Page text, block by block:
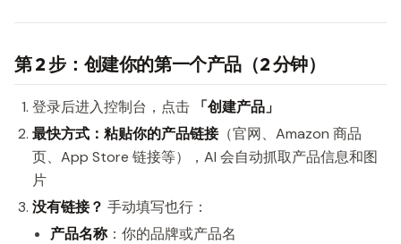
第 2 步：创建你的第一个产品（2 分钟）
登录后进入控制台，点击
「创建产品」
最快方式：粘贴你的产品链接（官网、Amazon 商品
页、App Store 链接等），AI 会自动抓取产品信息和图
片
没有链接？ 手动填写也行：
产品名称：你的品牌或产品名